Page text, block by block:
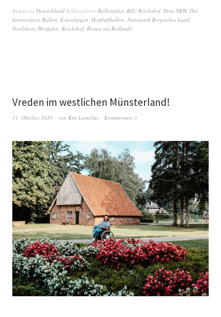
Kategorie Deutschland Schlagwörter Ballonfahrt BSC Reichshof, Dein NRW, Der
barrierefreie Ballon Eckenhagen Heißluftballon Naturpark Bergisches Land
Nordrhein-Westfalen Reichshof, Reisen mit Rollstuhl
Vreden im westlichen Münsterland!
11. Oktober 2020 von Kim Lumelius Kommentare 3